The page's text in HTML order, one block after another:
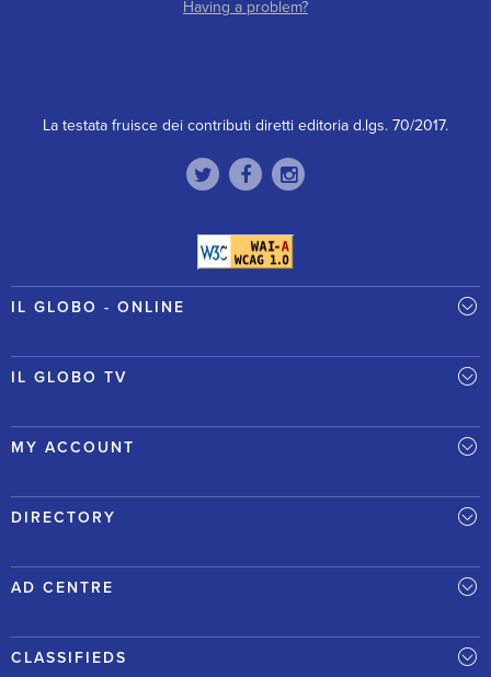
Having a problem?
La testata fruisce dei contributi diretti editoria d.lgs. 70/2017.
IL GLOBO - ONLINE
IL GLOBO TV
MY ACCOUNT
DIRECTORY
AD CENTRE
CLASSIFIEDS